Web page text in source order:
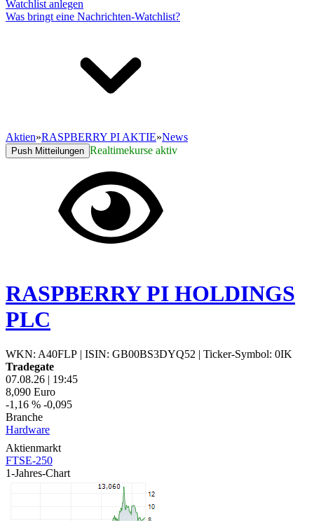
Watchlist anlegen
Was bringt eine Nachrichten-Watchlist?
Aktien»RASPBERRY PI AKTIE»News
Push Mitteilungen Realtimekurse aktiv
RASPBERRY PI HOLDINGS
PLC
WKN: A40FLP | ISIN: GB00BS3DYQ52 | Ticker-Symbol: 0IK
Tradegate
07.08.26 | 19:45
8,090 Euro
-1,16 % -0,095
Branche
Hardware
Aktienmarkt
FTSE-250
1-Jahres-Chart